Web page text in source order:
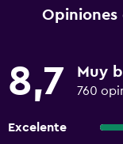
Opiniones
8,7 Muy
760
Excelente